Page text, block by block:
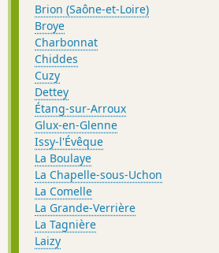
Brion (Saône-et-Loire)
Broye
Charbonnat
Chiddes
Cuzy
Dettey
Étang-sur-Arroux
Glux-en-Glenne
Issy-l'Évêque
La Boulaye
La Chapelle-sous-Uchon
La Comelle
La Grande-Verrière
La Tagnière
Laizy